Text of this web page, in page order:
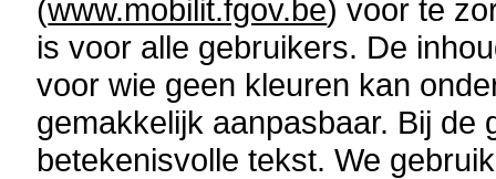
(www.mobilit.fgov.be) voor te
is voor alle gebruikers. De
voor wie geen kleuren kan
gemakkelijk aanpasbaar. Bij
betekenisvolle tekst. We